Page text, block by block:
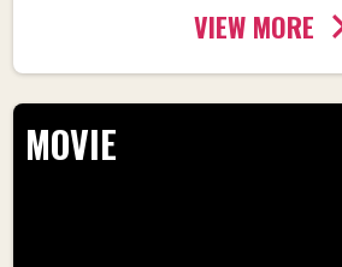
VIEW MORE
MOVIE